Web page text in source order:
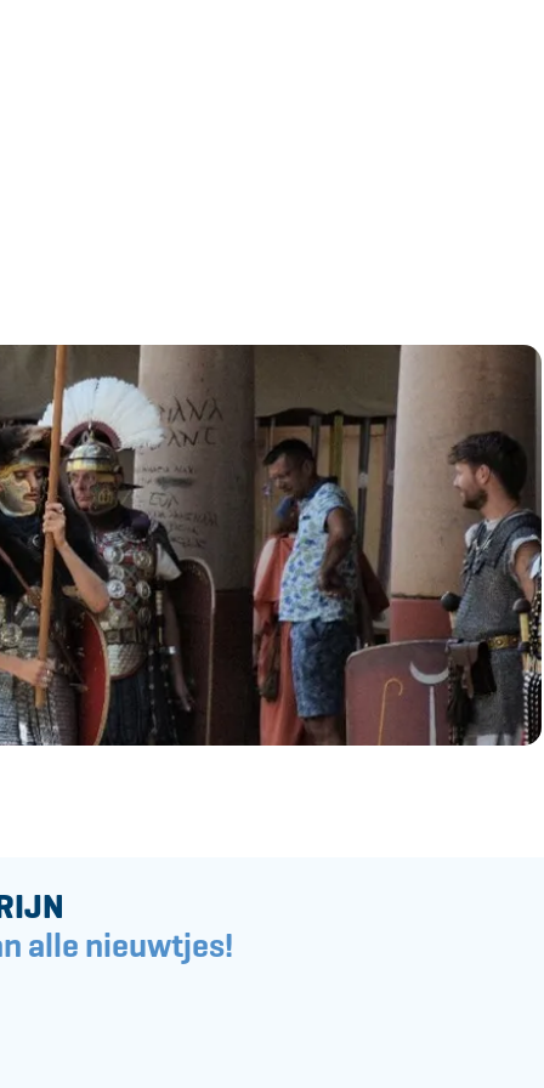
alle nieuwtjes!